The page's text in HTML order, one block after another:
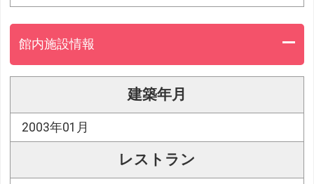
館内施設情報
建築年月
2003年01月
レストラン